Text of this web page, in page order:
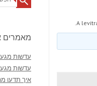
A
מאמרים
עדשות מגע
עדשות
איך תדעו